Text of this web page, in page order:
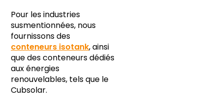
Pour les industries
susmentionnées, nous
fournissons des
conteneurs isotank, ainsi
que des conteneurs dédiés
aux énergies
renouvelables, tels que le
Cubsolar.